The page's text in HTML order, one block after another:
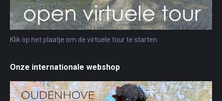
Klik op het plaatje om de virtuele tour te starten.
Onze internationale webshop